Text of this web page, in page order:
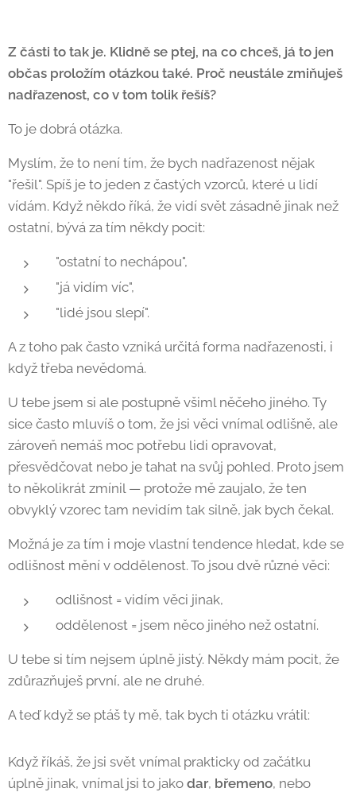
Z části to tak je. Klidně se ptej, na co chceš, já to jen
občas proložím otázkou také. Proč neustále zmiňuješ
nadřazenost, co v tom tolik řešíš?
To je dobrá otázka.
Myslím, že to není tím, že bych nadřazenost nějak
"řešil". Spíš je to jeden z častých vzorců, které u lidí
vídám. Když někdo říká, že vidí svět zásadně jinak než
ostatní, bývá za tím někdy pocit:
"ostatní to nechápou",
"já vidím víc",
"lidé jsou slepí".
A z toho pak často vzniká určitá forma nadřazenosti, i
když třeba nevědomá.
U tebe jsem si ale postupně všiml něčeho jiného. Ty
sice často mluvíš o tom, že jsi věci vnímal odlišně, ale
zároveň nemáš moc potřebu lidi opravovat,
přesvědčovat nebo je tahat na svůj pohled. Proto jsem
to několikrát zmínil — protože mě zaujalo, že ten
obvyklý vzorec tam nevidím tak silně, jak bych čekal.
Možná je za tím i moje vlastní tendence hledat, kde se
odlišnost mění v oddělenost. To jsou dvě různé věci:
odlišnost = vidím věci jinak,
oddělenost = jsem něco jiného než ostatní.
U tebe si tím nejsem úplně jistý. Někdy mám pocit, že
zdůrazňuješ první, ale ne druhé.
A teď když se ptáš ty mě, tak bych ti otázku vrátil:
Když říkáš, že jsi svět vnímal prakticky od začátku
úplně jinak, vnímal jsi to jako dar, břemeno, nebo